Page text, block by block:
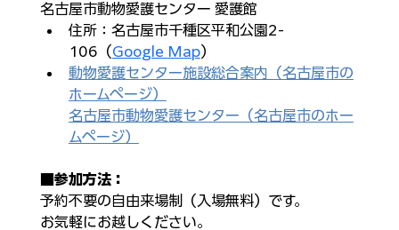
名古屋市動物愛護センター 愛護館
住所：​ 名古屋市千種区平和公園2-
106 （Google Map）
動物愛護センター施設総合案内（名古屋市の
ホームページ）
名古屋市動物愛護センター（名古屋市のホー
ムページ）
■参加方法：
予約不要の自由来場制（入場無料）です。
お気軽にお越しください。​